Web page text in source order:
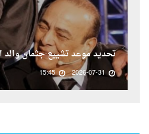
تحديد موعد تشييع جثمان والد
2026-07-31
15:45